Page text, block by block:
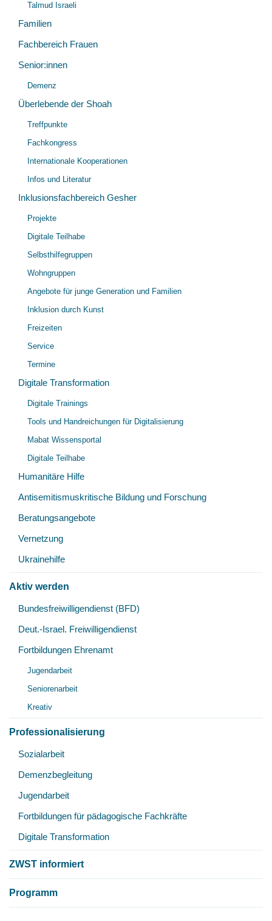
Talmud Israeli
Familien
Fachbereich Frauen
Senior:innen
Demenz
Überlebende der Shoah
Treffpunkte
Fachkongress
Internationale Kooperationen
Infos und Literatur
Inklusionsfachbereich Gesher
Projekte
Digitale Teilhabe
Selbsthilfegruppen
Wohngruppen
Angebote für junge Generation und Familien
Inklusion durch Kunst
Freizeiten
Service
Termine
Digitale Transformation
Digitale Trainings
Tools und Handreichungen für Digitalisierung
Mabat Wissensportal
Digitale Teilhabe
Humanitäre Hilfe
Antisemitismuskritische Bildung und Forschung
Beratungsangebote
Vernetzung
Ukrainehilfe
Aktiv werden
Bundesfreiwilligendienst (BFD)
Deut.-Israel. Freiwilligendienst
Fortbildungen Ehrenamt
Jugendarbeit
Seniorenarbeit
Kreativ
Professionalisierung
Sozialarbeit
Demenzbegleitung
Jugendarbeit
Fortbildungen für pädagogische Fachkräfte
Digitale Transformation
ZWST informiert
Programm